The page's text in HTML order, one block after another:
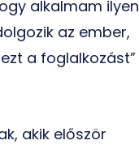
alkalmam ilyen
az ember,
a foglalkozást”
akik először